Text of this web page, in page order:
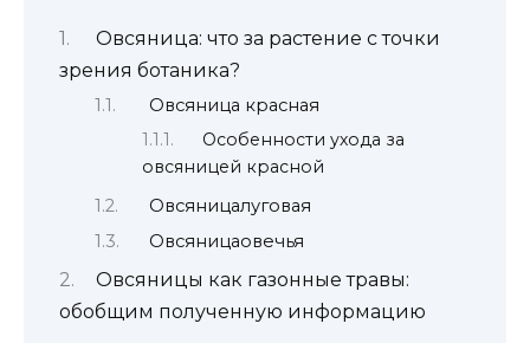
Овсяница: что за растение с точки
зрения ботаника?
Овсяница красная
Особенности ухода за
овсяницей красной
Овсяницалуговая
Овсяницаовечья
Овсяницы как газонные травы:
обобщим полученную информацию